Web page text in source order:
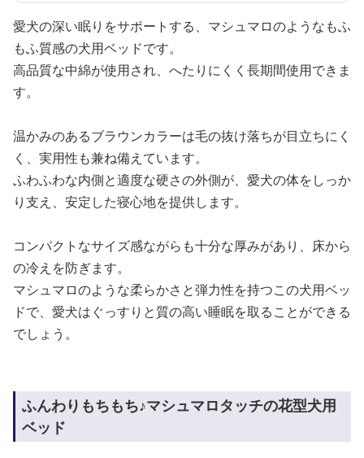
愛犬の深い眠りをサポートする、マシュマロのようなもふ
もふ質感の犬用ベッドです。
高品質な中綿が使用され、へたりにくく長期間使用できま
す。
温かみのあるブラウンカラーは毛の抜け落ちが目立ちにく
く、実用性も兼ね備えています。
ふわふわな内側と適度な硬さの外側が、愛犬の体をしっか
り支え、安定した寝心地を提供します。
コンパクトなサイズ感ながらも十分な厚みがあり、床から
の冷えを防ぎます。
マシュマロのような柔らかさと弾力性を持つこの犬用ベッ
ドで、愛犬はぐっすりと質の高い睡眠を取ることができる
でしょう。
ふんわりもちもち♪マシュマロタッチの花型犬用
ベッド